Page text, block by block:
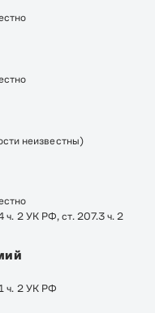
неизвестны)
ч. 2 УК РФ, ст. 207.3 ч. 2
ч. 2 УК РФ